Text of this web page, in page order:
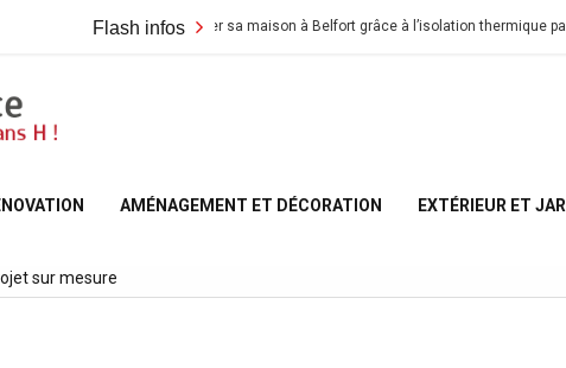
Flash infos
Rénover sa maison à Belfort grâce à l’isolation thermique par
Maison
– At
AMÉNAGEMENT ET DÉCORATION EXTÉRIEUR ET
sur mesure